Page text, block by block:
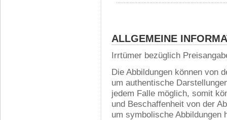
ALLGEMEINE
Irrtümer bezüglich
Die Abbildungen können von
um authentische
jedem Falle möglich, somit
und Beschaffenheit von der
um symbolische Abbildungen